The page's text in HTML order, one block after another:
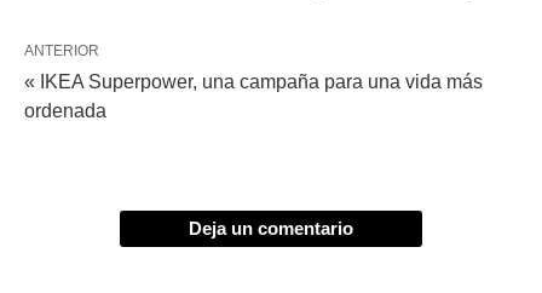
ANTERIOR
« IKEA Superpower, una campaña para una vida más
ordenada
Deja un comentario